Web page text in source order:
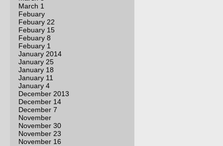
March 1
Febuary
Febuary 22
Febuary 15
Febuary 8
Febuary 1
January 2014
January 25
January 18
January 11
January 4
December 2013
December 14
December 7
November
November 30
November 23
November 16